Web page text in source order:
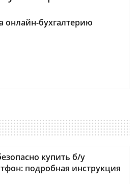
онлайн-бухгалтерию
купить б/у
подробная инструкция